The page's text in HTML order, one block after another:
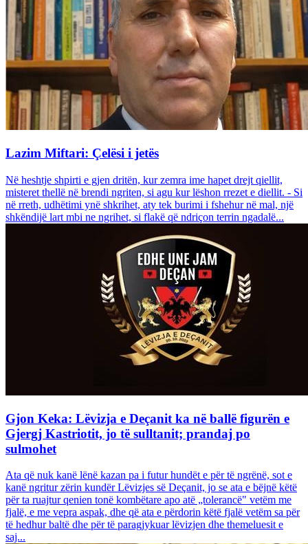
Lazim Miftari: Çelësi i jetës
Në heshtje shpirti e gjen dritën, kur zemra ime hapet drejt qiellit,
misteret thellë në brendi ngriten, si agu kur lëshon rrezet e diellit. - Si
në rreth, udhëtimi ynë shkrihet, aty tek burimi i fshehur në mal, një
shkëndijë lart mbi ne ngrihet, si flakë që ndriçon terrin ngadalë...
Gjon Keka: Lëvizja e Deçanit ka në ballë figurën e
Gjergj Kastriotit, jo të sulltanit; prandaj po
sulmohet
Ata që nuk kanë lënë kazan pa i futur hundët e për të ngrënë, sot e
kanë ngritur zërin kundër Lëvizjes së Deçanit, jo se ata e bëjnë këtë
për ta ruajtur qenien tonë kombëtare apo atë „tolerancë" vetëm me
fjalë, e me vepra aspak, dhe që ata e përdorin këtë fjalë vetëm sa për
të hedhur baltë dhe për të paragjykuar lëvizjen dhe themeluesit e
saj...